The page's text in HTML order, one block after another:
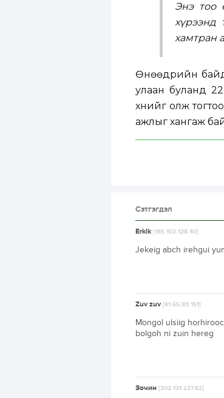
Энэ тоо
хүрээнд
хамтран
Өнөөдрийн
улаан буланд
хүнийг олж
ажлыг хангаж
Сэтгэгдэл
Erkik [185.102.128.40]
Jekeig abch irehgui
Zuv zuv [81.65.89.151]
Mongol ulsiig
bolgoh ni zuin hereg
Зочин [202.131.227.82]